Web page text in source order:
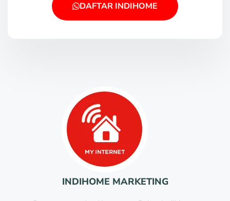
DAFTAR INDIHOME
INDIHOME MARKETING